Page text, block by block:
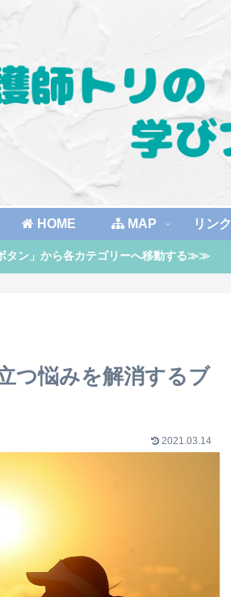
HOME MAP リンク
タン」から各カテゴリーへ移動する≫≫
つ悩みを解消するブ
2021.03.14